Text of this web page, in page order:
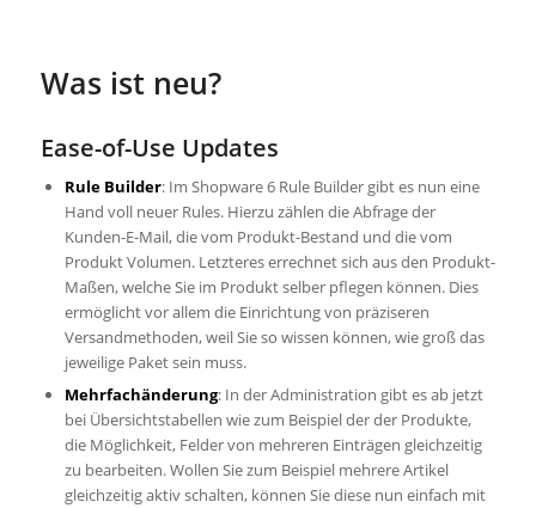
Was ist neu?
Ease-of-Use Updates
Rule Builder: Im Shopware 6 Rule Builder gibt es nun eine
Hand voll neuer Rules. Hierzu zählen die Abfrage der
Kunden-E-Mail, die vom Produkt-Bestand und die vom
Produkt Volumen. Letzteres errechnet sich aus den Produkt-
Maßen, welche Sie im Produkt selber pflegen können. Dies
ermöglicht vor allem die Einrichtung von präziseren
Versandmethoden, weil Sie so wissen können, wie groß das
jeweilige Paket sein muss.
Mehrfachänderung: In der Administration gibt es ab jetzt
bei Übersichtstabellen wie zum Beispiel der der Produkte,
die Möglichkeit, Felder von mehreren Einträgen gleichzeitig
zu bearbeiten. Wollen Sie zum Beispiel mehrere Artikel
gleichzeitig aktiv schalten, können Sie diese nun einfach mit